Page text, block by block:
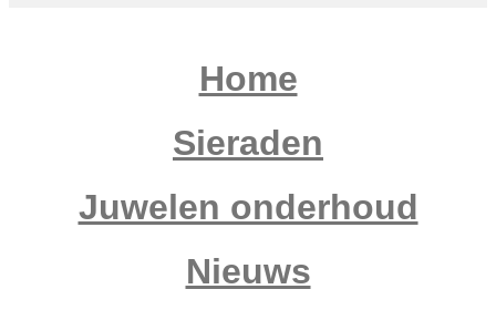
Home
Sieraden
Juwelen onderhoud
Nieuws